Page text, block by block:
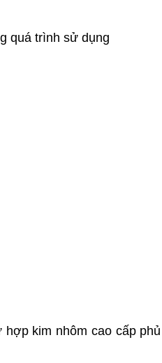
quá trình sử dụng
kim nhôm cao cấp